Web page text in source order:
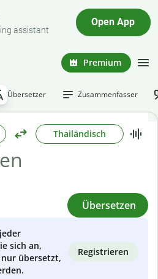
assistant
Open App
Premium
Übersetzer Zusammenfasser
Thailändisch
Übersetzen
sich an,
übersetzt,
Registrieren